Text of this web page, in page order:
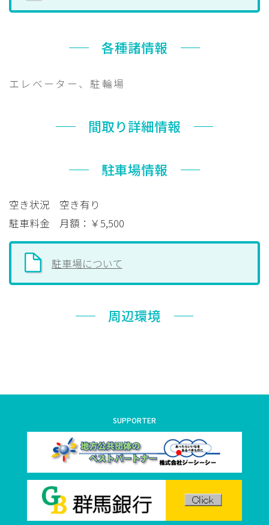
各種諸情報
エレベーター、駐輪場
間取り詳細情報
駐車場情報
空き状況
空き有り
駐車料金
月額：￥5,500
駐車場について
周辺環境
SUPPORTER